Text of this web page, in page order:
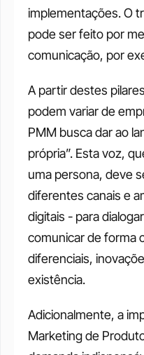
implementações. O
pode ser feito por
comunicação, por
A partir destes
podem variar de
PMM busca dar ao
própria”. Esta voz,
uma persona, deve
diferentes canais e
digitais - para
comunicar de forma
diferenciais,
existência.
Adicionalmente, a
Marketing de